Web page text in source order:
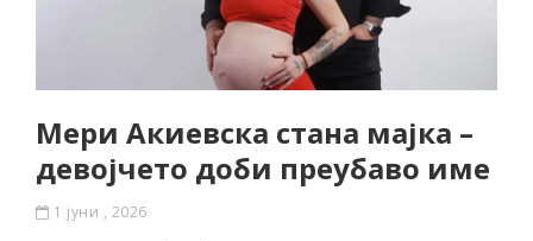
Мери Акиевска стана мајка –
девојчето доби преубаво име
1 јуни , 2026